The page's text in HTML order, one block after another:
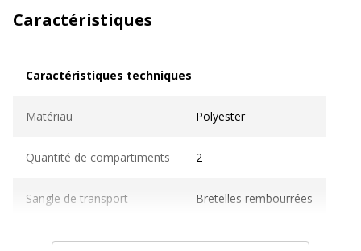
Caractéristiques
Caractéristiques techniques
Matériau Polyester
Quantité de compartiments 2
Sangle de transport Bretelles rembourrées
Type de fermeture Fermeture éclair